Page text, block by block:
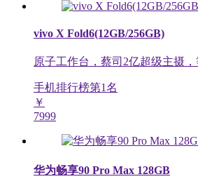
vivo X Fold6(12GB/256GB)
原子工作台，蔡司2亿超级主摄
手机排行榜第1名
￥
7999
华为畅享90 Pro Max 128GB